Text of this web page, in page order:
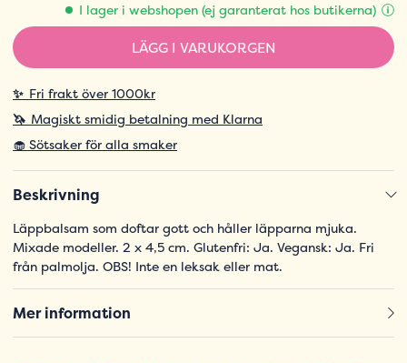
I lager i webshopen (ej garanterat hos butikerna)
LÄGG I VARUKORGEN
✨ Fri frakt över 1000kr
🦄 Magiskt smidig betalning med Klarna
🧁 Sötsaker för alla smaker
Beskrivning
Läppbalsam som doftar gott och håller läpparna mjuka.
Mixade modeller. 2 x 4,5 cm. Glutenfri: Ja. Vegansk: Ja. Fri
från palmolja. OBS! Inte en leksak eller mat.
Mer information